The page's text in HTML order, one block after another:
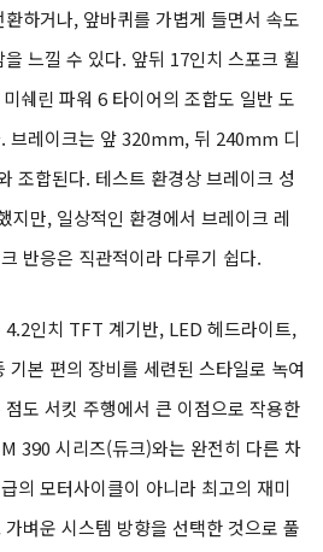
하거나, 앞바퀴를 가볍게 들면서 속도
느낄 수 있다. 앞뒤 17인치 스포크 휠
쉐린 파워 6 타이어의 조합도 일반 도
브레이크는 앞 320mm, 뒤 240mm 디
조합된다. 테스트 환경상 브레이크 성
지만, 일상적인 환경에서 브레이크 레
반응은 직관적이라 다루기 쉽다.
인치 TFT 계기반, LED 헤드라이트,
기본 편의 장비를 세련된 스타일로 녹여
도 서킷 주행에서 큰 이점으로 작용한
390 시리즈(듀크)와는 완전히 다른 차
의 모터사이클이 아니라 최고의 재미
벼운 시스템 방향을 선택한 것으로 풀